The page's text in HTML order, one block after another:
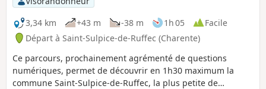
3,34 km
+43 m -38 m 1h 05
Facile
Départ à Saint-Sulpice-de-Ruffec (Charente)
Ce parcours, prochainement agrémenté de questions
numériques, permet de découvrir en 1h30 maximum la
commune Saint-Sulpice-de-Ruffec, la plus petite de